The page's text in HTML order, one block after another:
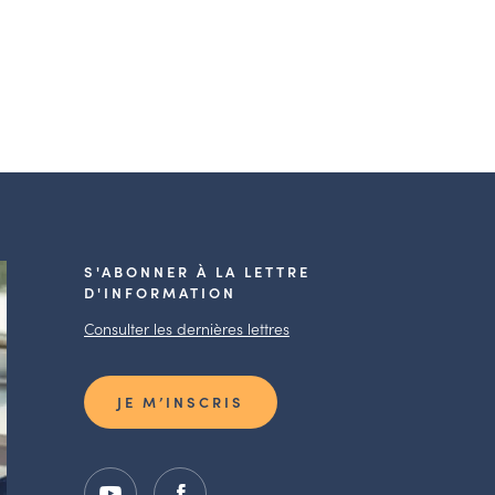
S'ABONNER À LA LETTRE
D'INFORMATION
Consulter les dernières lettres
JE M’INSCRIS